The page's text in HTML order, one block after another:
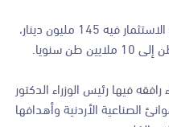
ورفع مشروع التوسعة، الذي يبلغ حجم الاستثمار فيه 145 مليون دينار،
فيها رئيس الوزراء الدكتور
الصناعية الأردنية وأهدافها